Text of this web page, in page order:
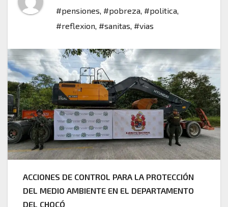
#pensiones, #pobreza, #politica,
#reflexion, #sanitas, #vias
ACCIONES DE CONTROL PARA LA PROTECCIÓN
DEL MEDIO AMBIENTE EN EL DEPARTAMENTO
DEL CHOCÓ